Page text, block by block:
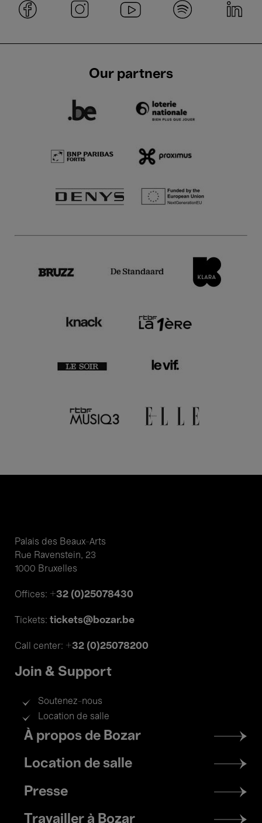
Our partners
Palais des Beaux-Arts
Rue Ravenstein, 23
1000 Bruxelles
Offices: +32 (0)25078430
Tickets: tickets@bozar.be
Call center: +32 (0)25078200
Join & Support
Soutenez-nous
Location de salle
Footer
menu
À propos de Bozar
Location de salle
Presse
Travailler à Bozar